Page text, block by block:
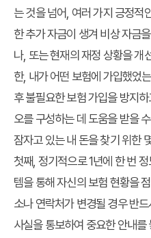
는 것을 넘어, 여러 가지 긍정적
한 추가 자금이 생겨 비상 자금
나, 또는 현재의 재정 상황을 개
한, 내가 어떤 보험에 가입했었
후 불필요한 보험 가입을 방지
오를 구성하는 데 도움을 받을
잠자고 있는 내 돈을 찾기 위한
첫째, 정기적으로 1년에 한 번
템을 통해 자신의 보험 현황을
소나 연락처가 변경될 경우 반
사실을 통보하여 중요한 안내를